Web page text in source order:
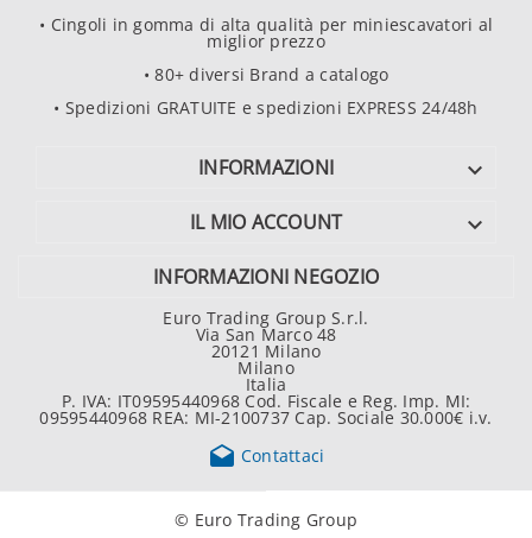
• Cingoli in gomma di alta qualità per miniescavatori al
miglior prezzo
• 80+ diversi Brand a catalogo
• Spedizioni GRATUITE e spedizioni EXPRESS 24/48h
INFORMAZIONI 
IL MIO ACCOUNT 
INFORMAZIONI NEGOZIO
Euro Trading Group S.r.l.
Via San Marco 48
20121 Milano
Milano
Italia
P. IVA: IT09595440968 Cod. Fiscale e Reg. Imp. MI:
09595440968 REA: MI-2100737 Cap. Sociale 30.000€ i.v.
 Contattaci
© Euro Trading Group